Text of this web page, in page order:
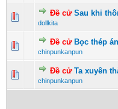
Đề cử Sau khi
dollkita
0 Vote(s) -
Đề cử Bọc thép
chinpunkanpun
0 Vote(s) -
Đề cử Ta xuyên
chinpunkanpun
0 Vote(s) -